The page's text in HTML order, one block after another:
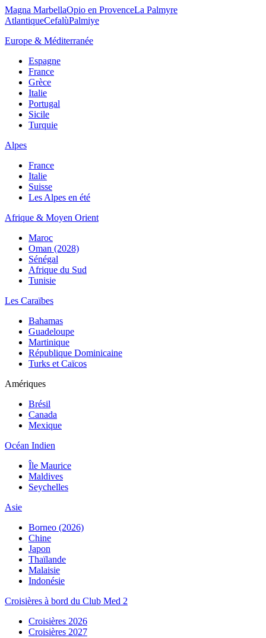
Magna MarbellaOpio en ProvenceLa Palmyre
AtlantiqueCefalùPalmiye
Europe & Méditerranée
Espagne
France
Grèce
Italie
Portugal
Sicile
Turquie
Alpes
France
Italie
Suisse
Les Alpes en été
Afrique & Moyen Orient
Maroc
Oman (2028)
Sénégal
Afrique du Sud
Tunisie
Les Caraïbes
Bahamas
Guadeloupe
Martinique
République Dominicaine
Turks et Caïcos
Amériques
Brésil
Canada
Mexique
Océan Indien
Île Maurice
Maldives
Seychelles
Asie
Borneo (2026)
Chine
Japon
Thaïlande
Malaisie
Indonésie
Croisières à bord du Club Med 2
Croisières 2026
Croisières 2027